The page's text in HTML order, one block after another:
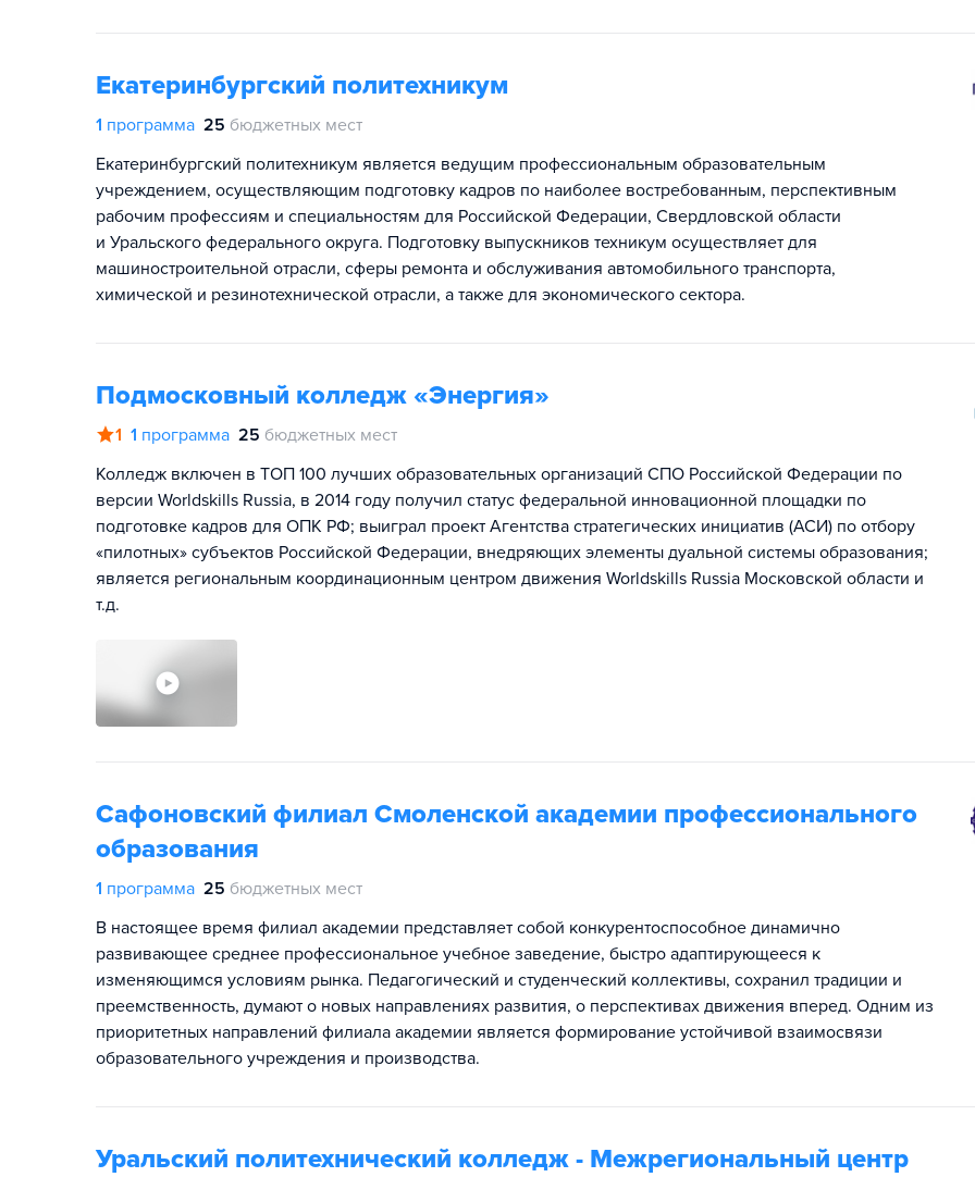
Екатеринбургский политехникум
1 программа 25 бюджетных мест
Екатеринбургский политехникум является ведущим профессиональным образовательным
учреждением, осуществляющим подготовку кадров по наиболее востребованным, перспективным
рабочим профессиям и специальностям для Российской Федерации, Свердловской области
и Уральского федерального округа. Подготовку выпускников техникум осуществляет для
машиностроительной отрасли, сферы ремонта и обслуживания автомобильного транспорта,
химической и резинотехнической отрасли, а также для экономического сектора.
Подмосковный колледж «Энергия»
1 1 программа 25 бюджетных мест
Колледж включен в ТОП 100 лучших образовательных организаций СПО Российской Федерации по
версии Worldskills Russia, в 2014 году получил статус федеральной инновационной площадки по
подготовке кадров для ОПК РФ; выиграл проект Агентства стратегических инициатив (АСИ) по отбору
«пилотных» субъектов Российской Федерации, внедряющих элементы дуальной системы образования;
является региональным координационным центром движения Worldskills Russia Московской области и
т.д.
Сафоновский филиал Смоленской академии профессионального
образования
1 программа 25 бюджетных мест
В настоящее время филиал академии представляет собой конкурентоспособное динамично
развивающее среднее профессиональное учебное заведение, быстро адаптирующееся к
изменяющимся условиям рынка. Педагогический и студенческий коллективы, сохранил традиции и
преемственность, думают о новых направлениях развития, о перспективах движения вперед. Одним из
приоритетных направлений филиала академии является формирование устойчивой взаимосвязи
образовательного учреждения и производства.
Уральский политехнический колледж - Межрегиональный центр